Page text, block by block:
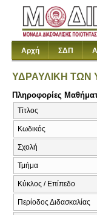
Αρχή ΣΔΠ
ΥΔΡΑΥΛΙΚΗ ΤΩΝ
Πληροφορίες
Τίτλος
Κωδικός
Σχολή
Τμήμα
Κύκλος / Επίπεδο
Περίοδος Διδασκαλίας